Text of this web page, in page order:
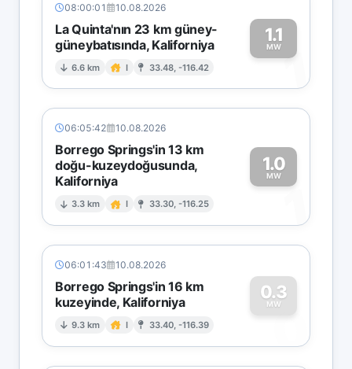
08:00:01 10.08.2026
La Quinta'nın 23 km güney-
güneybatısında, Kaliforniya
6.6 km I 33.48, -116.42
1.1
MW1
06:05:42 10.08.2026
Borrego Springs'in 13 km
doğu-kuzeydoğusunda,
Kaliforniya
3.3 km I 33.30, -116.25
1.0
MW
1
06:01:43 10.08.2026
Borrego Springs'in 16 km
kuzeyinde, Kaliforniya
9.3 km I 33.40, -116.39
0.3
MW
0